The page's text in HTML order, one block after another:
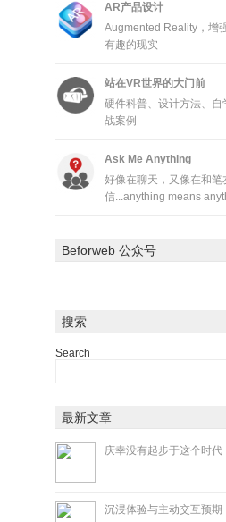
AR产品设计
Augmented Reality，增
有趣的现实
站在VR世界的大门前
硬件科普、设计方法、自
战案例
Ask Me Anything
好像在聊天，又像在和笔
信...anything means
Beforweb 公众号
搜索
Search
最新文章
庆幸没有起步于这个时代
沉浸体验与主动交互预期